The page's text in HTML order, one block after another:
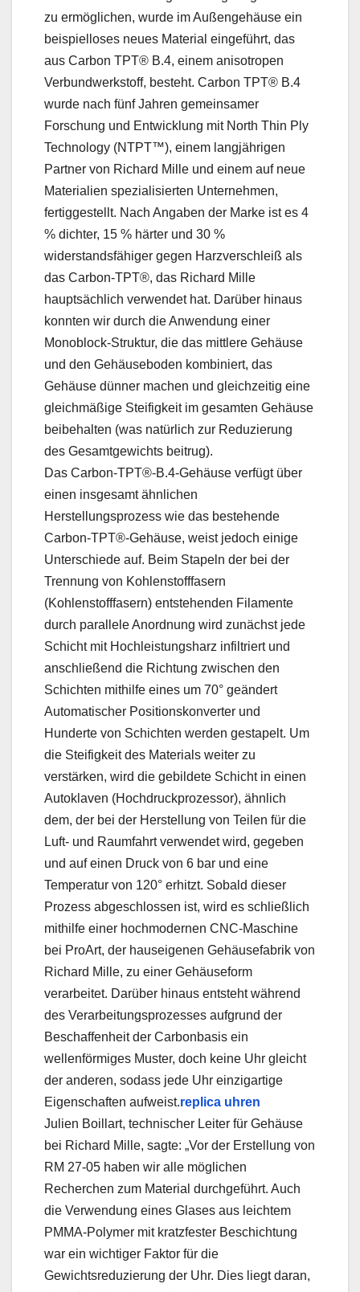
zu ermöglichen, wurde im Außengehäuse ein
beispielloses neues Material eingeführt, das
aus Carbon TPT® B.4, einem anisotropen
Verbundwerkstoff, besteht. Carbon TPT® B.4
wurde nach fünf Jahren gemeinsamer
Forschung und Entwicklung mit North Thin Ply
Technology (NTPT™), einem langjährigen
Partner von Richard Mille und einem auf neue
Materialien spezialisierten Unternehmen,
fertiggestellt. Nach Angaben der Marke ist es 4
% dichter, 15 % härter und 30 %
widerstandsfähiger gegen Harzverschleiß als
das Carbon-TPT®, das Richard Mille
hauptsächlich verwendet hat. Darüber hinaus
konnten wir durch die Anwendung einer
Monoblock-Struktur, die das mittlere Gehäuse
und den Gehäuseboden kombiniert, das
Gehäuse dünner machen und gleichzeitig eine
gleichmäßige Steifigkeit im gesamten Gehäuse
beibehalten (was natürlich zur Reduzierung
des Gesamtgewichts beitrug).
Das Carbon-TPT®-B.4-Gehäuse verfügt über
einen insgesamt ähnlichen
Herstellungsprozess wie das bestehende
Carbon-TPT®-Gehäuse, weist jedoch einige
Unterschiede auf. Beim Stapeln der bei der
Trennung von Kohlenstofffasern
(Kohlenstofffasern) entstehenden Filamente
durch parallele Anordnung wird zunächst jede
Schicht mit Hochleistungsharz infiltriert und
anschließend die Richtung zwischen den
Schichten mithilfe eines um 70° geändert
Automatischer Positionskonverter und
Hunderte von Schichten werden gestapelt. Um
die Steifigkeit des Materials weiter zu
verstärken, wird die gebildete Schicht in einen
Autoklaven (Hochdruckprozessor), ähnlich
dem, der bei der Herstellung von Teilen für die
Luft- und Raumfahrt verwendet wird, gegeben
und auf einen Druck von 6 bar und eine
Temperatur von 120° erhitzt. Sobald dieser
Prozess abgeschlossen ist, wird es schließlich
mithilfe einer hochmodernen CNC-Maschine
bei ProArt, der hauseigenen Gehäusefabrik von
Richard Mille, zu einer Gehäuseform
verarbeitet. Darüber hinaus entsteht während
des Verarbeitungsprozesses aufgrund der
Beschaffenheit der Carbonbasis ein
wellenförmiges Muster, doch keine Uhr gleicht
der anderen, sodass jede Uhr einzigartige
Eigenschaften aufweist.replica uhren
Julien Boillart, technischer Leiter für Gehäuse
bei Richard Mille, sagte: „Vor der Erstellung von
RM 27-05 haben wir alle möglichen
Recherchen zum Material durchgeführt. Auch
die Verwendung eines Glases aus leichtem
PMMA-Polymer mit kratzfester Beschichtung
war ein wichtiger Faktor für die
Gewichtsreduzierung der Uhr. Dies liegt daran,